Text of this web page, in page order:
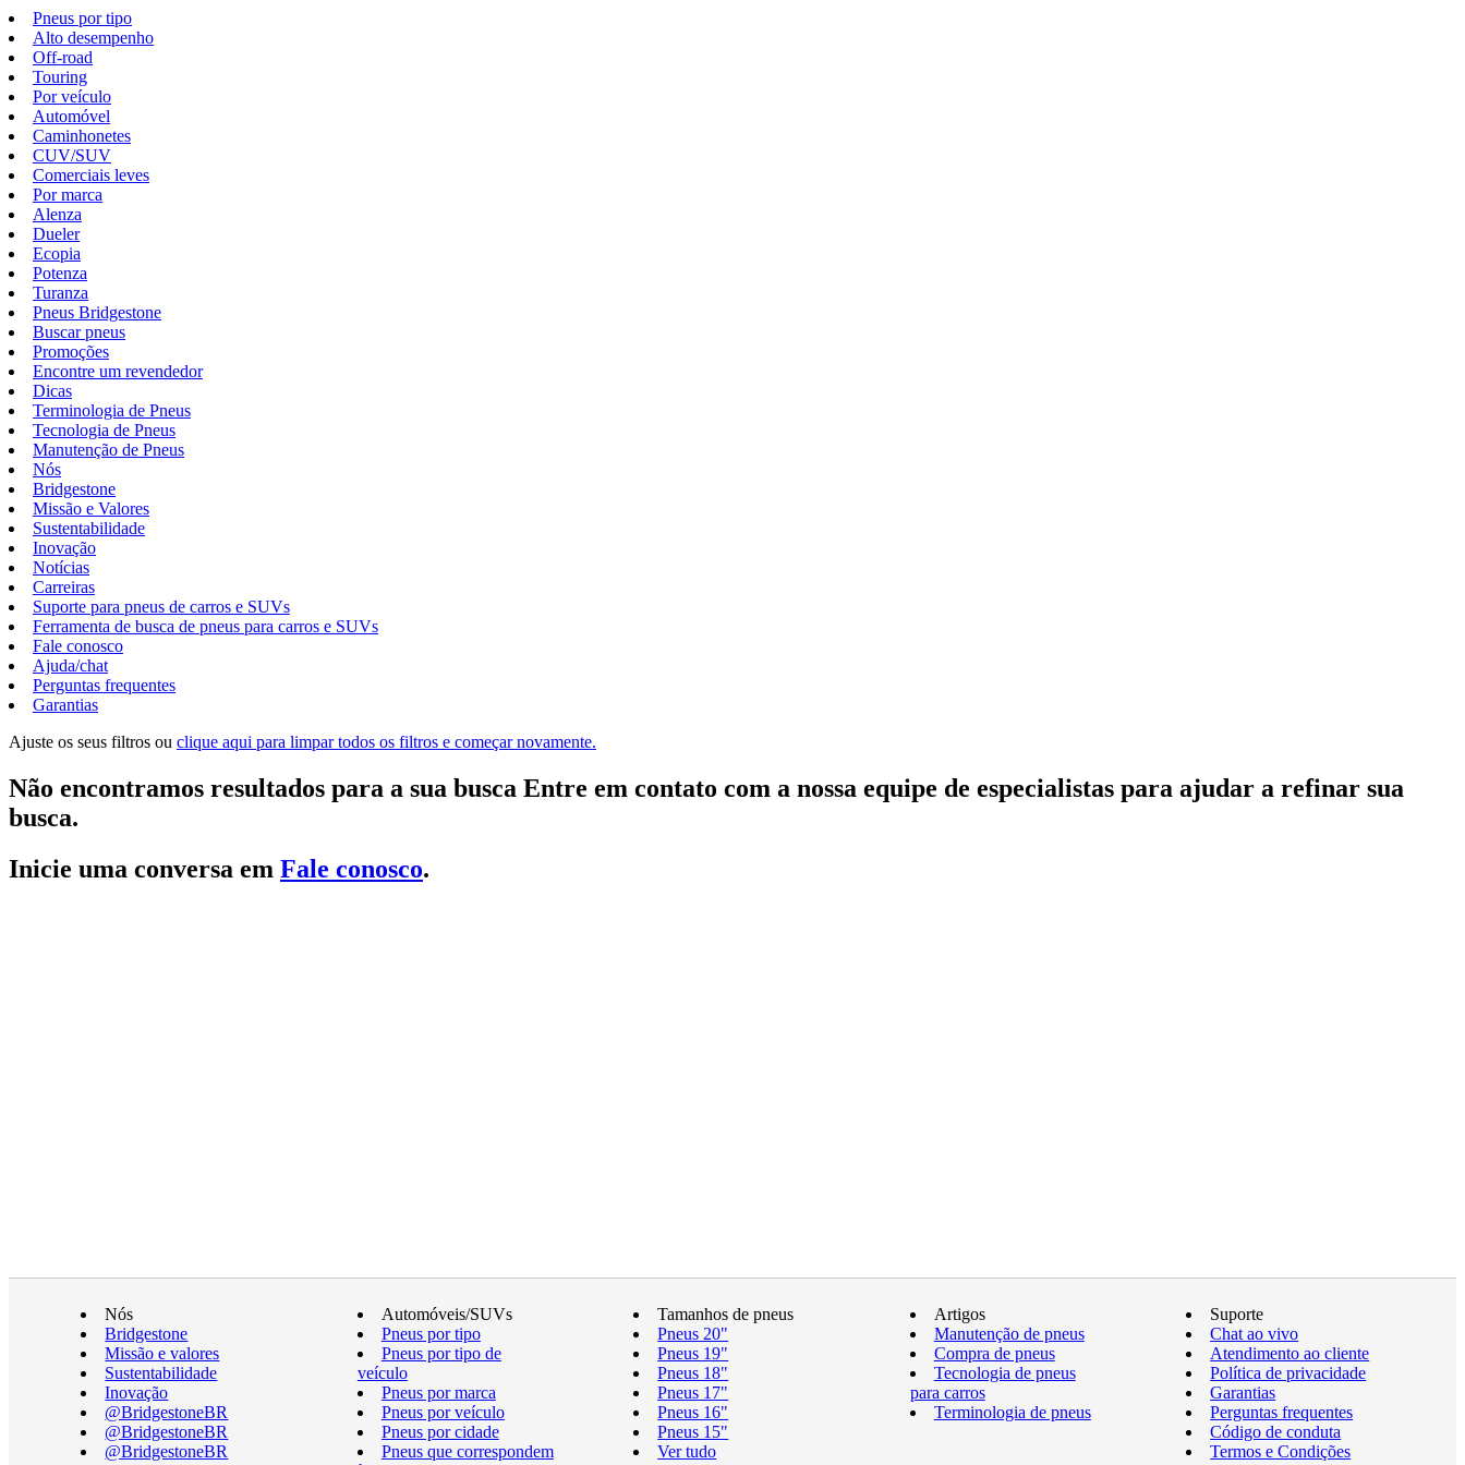
Pneus por tipo
Alto desempenho
Off-road
Touring
Por veículo
Automóvel
Caminhonetes
CUV/SUV
Comerciais leves
Por marca
Alenza
Dueler
Ecopia
Potenza
Turanza
Pneus Bridgestone
Buscar pneus
Promoções
Encontre um revendedor
Dicas
Terminologia de Pneus
Tecnologia de Pneus
Manutenção de Pneus
Nós
Bridgestone
Missão e Valores
Sustentabilidade
Inovação
Notícias
Carreiras
Suporte para pneus de carros e SUVs
Ferramenta de busca de pneus para carros e SUVs
Fale conosco
Ajuda/chat
Perguntas frequentes
Garantias
Ajuste os seus filtros ou clique aqui para limpar todos os filtros e começar novamente.
Não encontramos resultados para a sua busca Entre em contato com a nossa equipe de especialistas para ajudar a refinar sua
busca.
Inicie uma conversa em Fale conosco.
Nós
Bridgestone
Missão e valores
Sustentabilidade
Inovação
@BridgestoneBR
@BridgestoneBR
@BridgestoneBR
Automóveis/SUVs
Pneus por tipo
Pneus por tipo de
veículo
Pneus por marca
Pneus por veículo
Pneus por cidade
Pneus que correspondem
Tamanhos de pneus
Pneus 20"
Pneus 19"
Pneus 18"
Pneus 17"
Pneus 16"
Pneus 15"
Ver tudo
Artigos
Manutenção de pneus
Compra de pneus
Tecnologia de pneus
para carros
Terminologia de pneus
Suporte
Chat ao vivo
Atendimento ao cliente
Política de privacidade
Garantias
Perguntas frequentes
Código de conduta
Termos e Condições